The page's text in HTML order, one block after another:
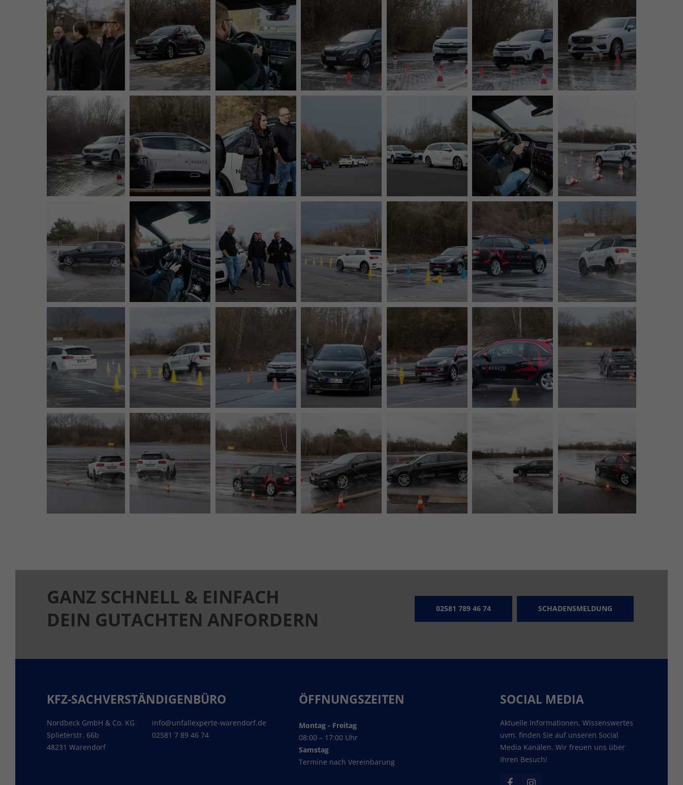
GANZ SCHNELL & EINFACH
DEIN GUTACHTEN ANFORDERN
02581 789 46 74 SCHADENSMELDUNG
KFZ-SACHVERSTÄNDIGENBÜRO
Nordbeck GmbH & Co. KG
Splieterstr. 66b
48231 Warendorf
info@unfallexperte-warendorf.de
02581 7 89 46 74
ÖFFNUNGSZEITEN
Montag - Freitag
08:00 – 17:00 Uhr
Samstag
Termine nach Vereinbarung
SOCIAL MEDIA
Aktuelle Informationen, Wissenswertes
uvm. finden Sie auf unseren Social
Media Kanälen. Wir freuen uns über
Ihren Besuch!